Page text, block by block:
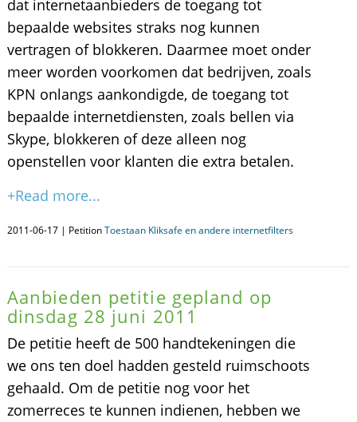
dat internetaanbieders de toegang tot
bepaalde websites straks nog kunnen
vertragen of blokkeren. Daarmee moet onder
meer worden voorkomen dat bedrijven, zoals
KPN onlangs aankondigde, de toegang tot
bepaalde internetdiensten, zoals bellen via
Skype, blokkeren of deze alleen nog
openstellen voor klanten die extra betalen.
+Read more...
2011-06-17 | PetitionToestaan Kliksafe en andere internetfilters
Aanbieden petitie gepland op
dinsdag 28 juni 2011
De petitie heeft de 500 handtekeningen die
we ons ten doel hadden gesteld ruimschoots
gehaald. Om de petitie nog voor het
zomerreces te kunnen indienen, hebben we